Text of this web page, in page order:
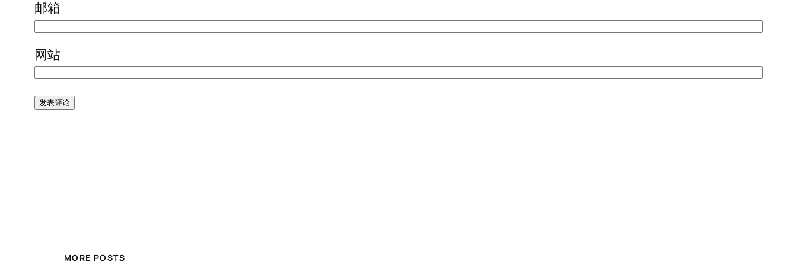
邮箱
网站
MORE POSTS